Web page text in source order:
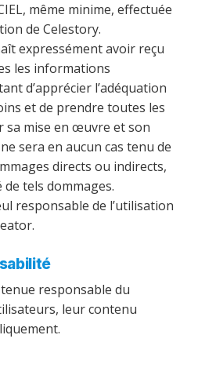
même minime, effectuée
de Celestory.
expressément avoir reçu
les informations
d’apprécier l’adéquation
et de prendre toutes les
sa mise en œuvre et son
sera en aucun cas tenu de
directs ou indirects,
de tels dommages.
responsable de l’utilisation
responsable du
leur contenu